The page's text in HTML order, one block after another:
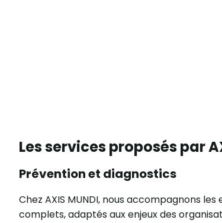
Les services proposés par
Prévention et diagnostics
Chez AXIS MUNDI, nous accompagnons
complets, adaptés aux enjeux des